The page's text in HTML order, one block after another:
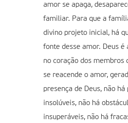
amor se apaga,
familiar. Para que a
divino projeto inicial, há
fonte desse amor. Deus é
no coração dos membros
se reacende o amor,
presença de Deus, não
insolúveis, não há
insuperáveis, não há